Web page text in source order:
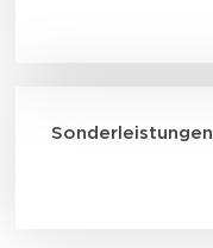
Sonderleistungen